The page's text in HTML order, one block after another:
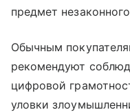
предмет
Обычным
рекомендуют
цифровой
уловки